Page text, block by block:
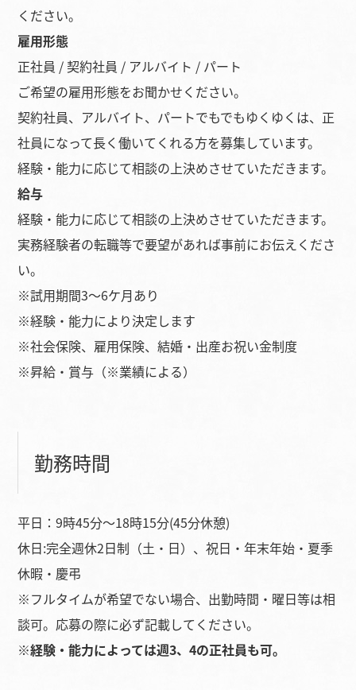
ください。
雇用形態
正社員 / 契約社員 / アルバイト / パート
ご希望の雇用形態をお聞かせください。
契約社員、アルバイト、パートでもでもゆくゆくは、正
社員になって長く働いてくれる方を募集しています。
経験・能力に応じて相談の上決めさせていただきます。
給与
経験・能力に応じて相談の上決めさせていただきます。
実務経験者の転職等で要望があれば事前にお伝えくださ
い。
※試用期間3～6ケ月あり
※経験・能力により決定します
※社会保険、雇用保険、結婚・出産お祝い金制度
※昇給・賞与（※業績による）
勤務時間
平日：9時45分～18時15分(45分休憩)
休日:完全週休2日制（土・日）、祝日・年末年始・夏季
休暇・慶弔
※フルタイムが希望でない場合、出勤時間・曜日等は相
談可。応募の際に必ず記載してください。
※経験・能力によっては週3、4の正社員も可。